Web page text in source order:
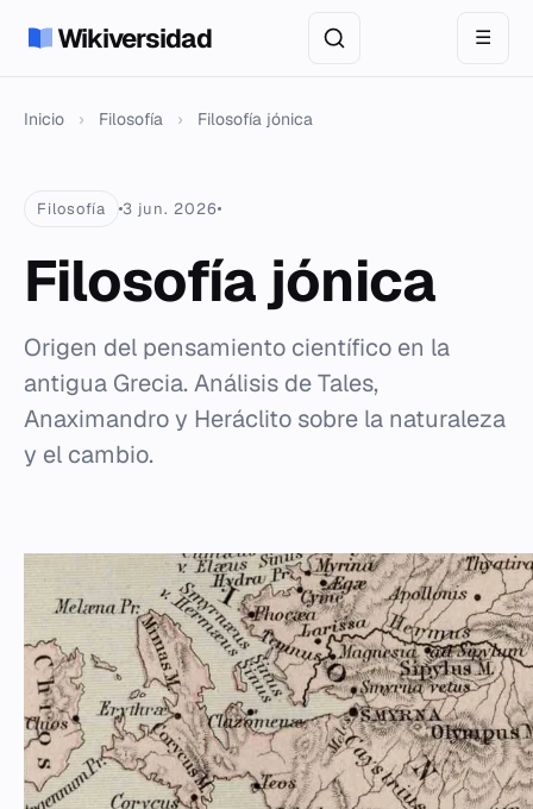
Wikiversidad ☰
Inicio › Filosofía › Filosofía jónica
Filosofía 3 jun. 2026
Filosofía jónica
Origen del pensamiento científico en la
antigua Grecia. Análisis de Tales,
Anaximandro y Heráclito sobre la naturaleza
y el cambio.